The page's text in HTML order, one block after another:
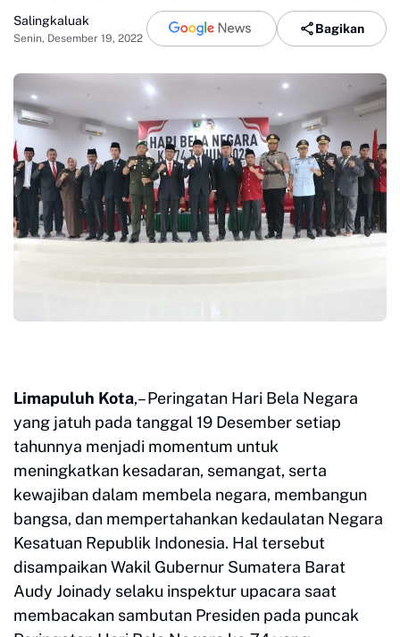
Salingkaluak
Senin, Desember 19, 2022
Bagikan
Limapuluh Kota,– Peringatan Hari Bela Negara
yang jatuh pada tanggal 19 Desember setiap
tahunnya menjadi momentum untuk
meningkatkan kesadaran, semangat, serta
kewajiban dalam membela negara, membangun
bangsa, dan mempertahankan kedaulatan Negara
Kesatuan Republik Indonesia. Hal tersebut
disampaikan Wakil Gubernur Sumatera Barat
Audy Joinady selaku inspektur upacara saat
membacakan sambutan Presiden pada puncak